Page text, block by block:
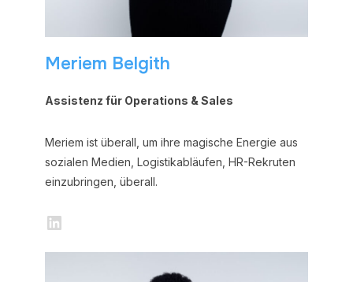
Meriem Belgith
Assistenz für Operations & Sales
Meriem ist überall, um ihre magische Energie aus
sozialen Medien, Logistikabläufen, HR-Rekruten
einzubringen, überall.
LinkedIn